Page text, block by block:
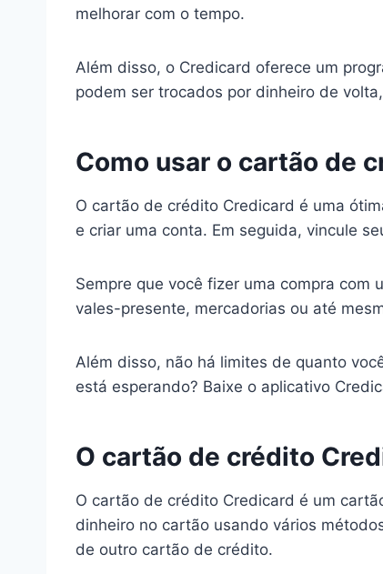
melhorar com o tempo.
Além disso, o Credicard oferece um
podem ser trocados por dinheiro de
Como usar o cartão de
O cartão de crédito Credicard é uma
e criar uma conta. Em seguida, vincule
Sempre que você fizer uma compra
vales-presente, mercadorias ou até
Além disso, não há limites de quanto
está esperando? Baixe o aplicativo
O cartão de crédito
O cartão de crédito Credicard é um
dinheiro no cartão usando vários
de outro cartão de crédito.